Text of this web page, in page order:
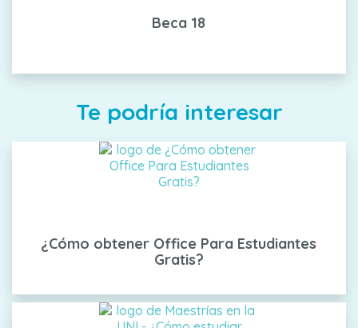
Beca 18
Te podría interesar
¿Cómo obtener Office Para Estudiantes
Gratis?